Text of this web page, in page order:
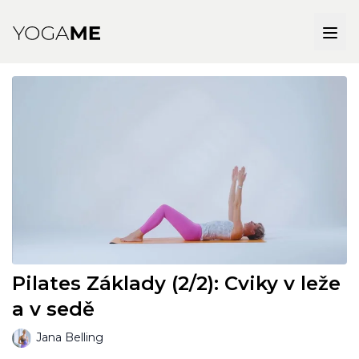
Pilates Základy (2/2): Cviky v leže
a v sedě
Jana Belling